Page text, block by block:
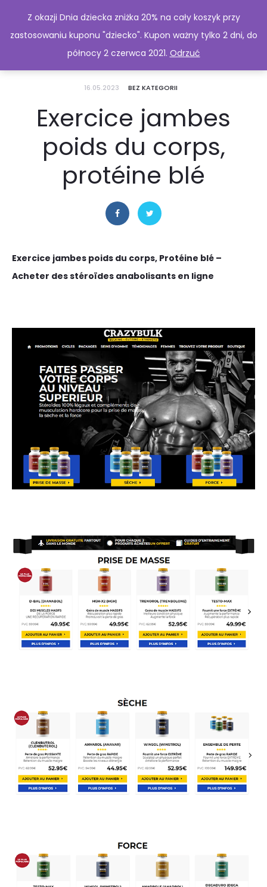
16.05.2023 BEZ KATEGORII
Exercice jambes
poids du corps,
protéine blé
Exercice jambes poids du corps, Protéine blé –
Acheter des stéroïdes anabolisants en ligne
Z okazji Dnia dziecka zniżka 20% na cały koszyk przy
zastosowaniu kuponu "dziecko". Kupon ważny tylko 2 dni, do
północy 2 czerwca 2021. Odrzuć